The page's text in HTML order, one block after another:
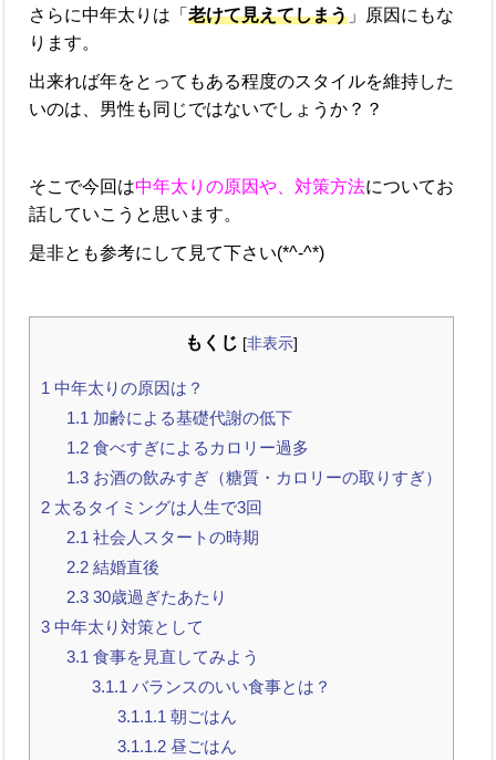
さらに中年太りは「老けて見えてしまう 」原因にもな
ります。
出来れば年をとってもある程度のスタイルを維持した
いのは、男性も同じではないでしょうか？？
そこで今回は中年太りの原因や、対策方法についてお
話していこうと思います。
是非とも参考にして見て下さい(*^-^*)
もくじ [非表示]
1 中年太りの原因は？
1.1 加齢による基礎代謝の低下
1.2 食べすぎによるカロリー過多
1.3 お酒の飲みすぎ（糖質・カロリーの取りすぎ）
2 太るタイミングは人生で3回
2.1 社会人スタートの時期
2.2 結婚直後
2.3 30歳過ぎたあたり
3 中年太り対策として
3.1 食事を見直してみよう
3.1.1 バランスのいい食事とは？
3.1.1.1 朝ごはん
3.1.1.2昼ごはん